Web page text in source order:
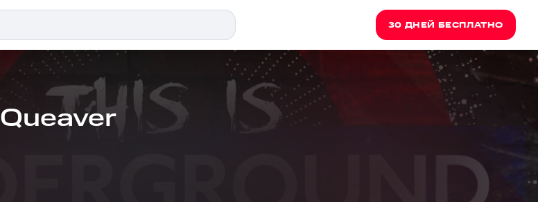
30 ДНЕЙ БЕСПЛАТНО
Queaver